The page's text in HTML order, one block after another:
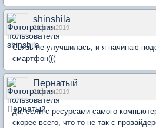
shinshila
21 мар 2019
Связь не улучшилась, и я начинаю
смартфон(((
Пернатый
21 мар 2019
да, если с ресурсами самого
скорее всего, что-то не так с